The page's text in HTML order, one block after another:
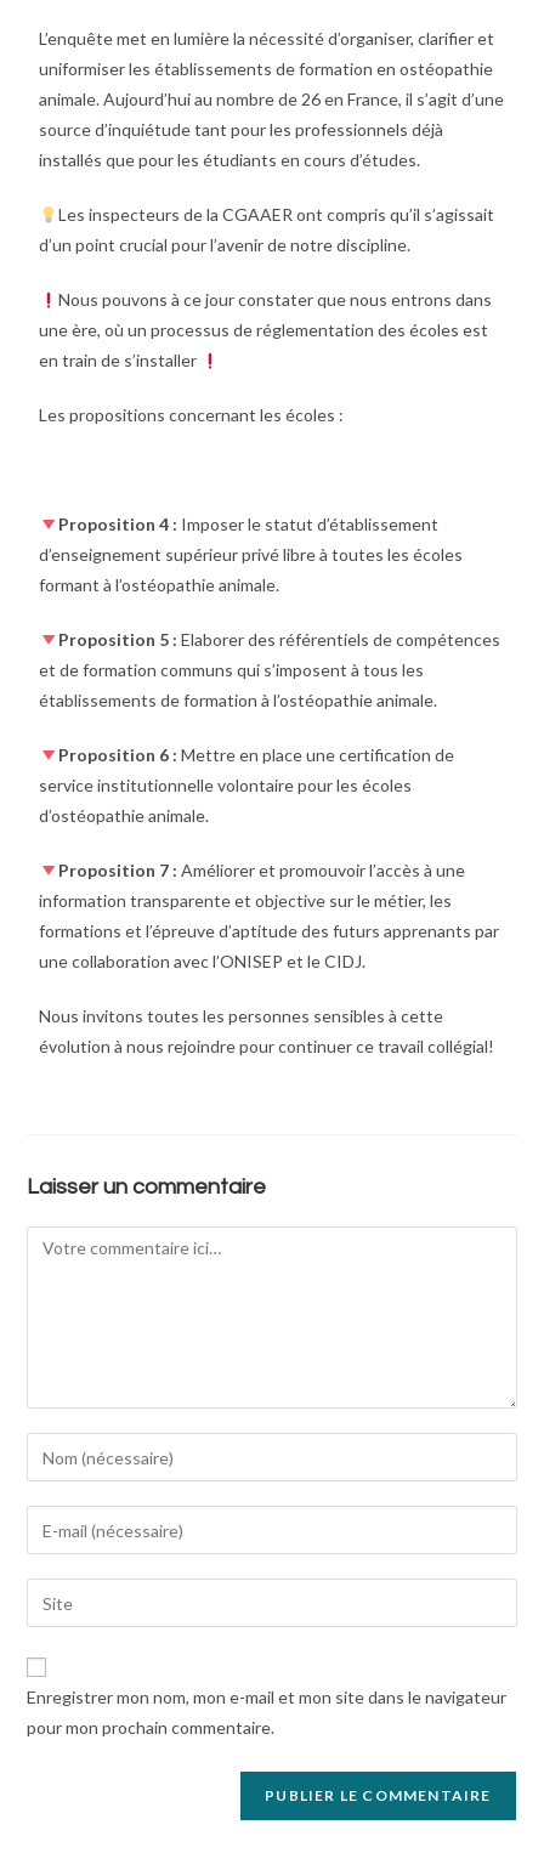
L’enquête met en lumière la nécessité d’organiser, clarifier et
uniformiser les établissements de formation en ostéopathie
animale. Aujourd’hui au nombre de 26 en France, il s’agit d’une
source d’inquiétude tant pour les professionnels déjà
installés que pour les étudiants en cours d’études.
Les inspecteurs de la CGAAER ont compris qu’il s’agissait
d’un point crucial pour l’avenir de notre discipline.
Nous pouvons à ce jour constater que nous entrons dans
une ère, où un processus de réglementation des écoles est
en train de s’installer
Les propositions concernant les écoles :
Proposition 4 : Imposer le statut d’établissement
d’enseignement supérieur privé libre à toutes les écoles
formant à l’ostéopathie animale.
Proposition 5 : Elaborer des référentiels de compétences
et de formation communs qui s’imposent à tous les
établissements de formation à l’ostéopathie animale.
Proposition 6 : Mettre en place une certification de
service institutionnelle volontaire pour les écoles
d’ostéopathie animale.
Proposition 7 : Améliorer et promouvoir l’accès à une
information transparente et objective sur le métier, les
formations et l’épreuve d’aptitude des futurs apprenants par
une collaboration avec l’ONISEP et le CIDJ.
Nous invitons toutes les personnes sensibles à cette
évolution à nous rejoindre pour continuer ce travail collégial!
Laisser un commentaire
Enregistrer mon nom, mon e-mail et mon site dans le navigateur
pour mon prochain commentaire.